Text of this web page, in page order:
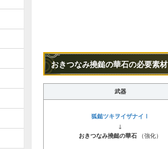
おきつなみ撓鎚の華石の必要素材
武器
狐鎚ツキヲイザナイⅠ
↓
おきつなみ撓鎚の華石 （強化）